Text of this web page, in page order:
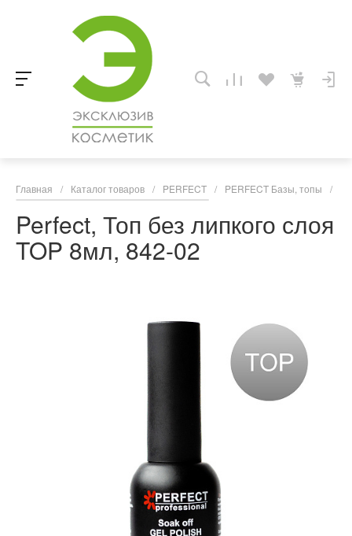
Главная / Каталог товаров / PERFECT / PERFECT Базы, топы /
Perfect, Топ без липкого слоя
TOP 8мл, 842-02